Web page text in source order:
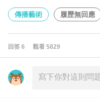
傳播藝術 履歷無回應
回答 6 觀看 5829